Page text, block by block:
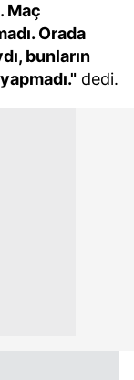
Maç
Orada
bunların
dedi.